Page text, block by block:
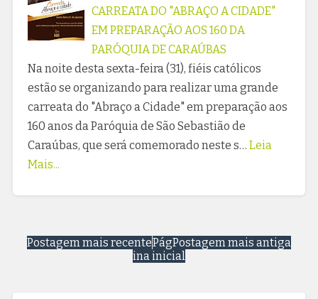
CARREATA DO "ABRAÇO A CIDADE"
EM PREPARAÇÃO AOS 160 DA
PARÓQUIA DE CARAÚBAS
Na noite desta sexta-feira (31), fiéis católicos
estão se organizando para realizar uma grande
carreata do "Abraço a Cidade" em preparação aos
160 anos da Paróquia de São Sebastião de
Caraúbas, que será comemorado neste s… Leia
Mais...
Postagem mais recente Postagem mais antiga
Pág
ina inicial